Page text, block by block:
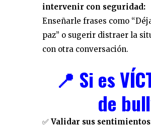
intervenir con seguridad:
Enseñarle frases como
paz” o sugerir distraer la
con otra conversación.
📍 Si es
de
✅ Validar sus